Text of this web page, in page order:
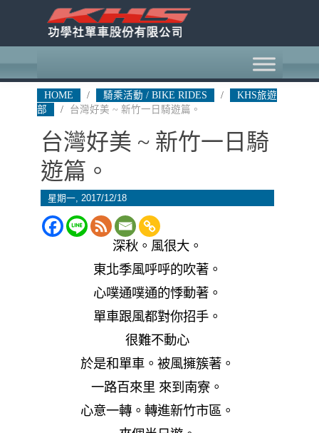
HOME / 騎乘活動 / BIKE RIDES /
KHS旅遊
部
/ 台灣好美 ~ 新竹一日騎遊篇。
台灣好美 ~ 新竹一日騎
遊篇。
星期一, 2017/12/18
深秋。風很大。
東北季風呼呼的吹著。
心噗通噗通的悸動著。
單車跟風都對你招手。
很難不動心
於是和單車。被風擁簇著。
一路百來里 來到南寮。
心意一轉。轉進新竹市區。